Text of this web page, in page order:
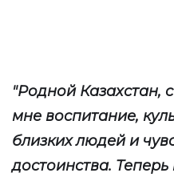
"Родной Казаxстан,
мне воспитание,
близких людей и
достоинства.